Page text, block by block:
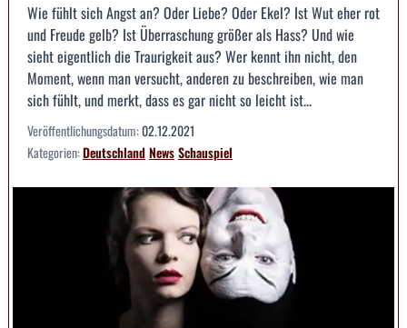
Wie fühlt sich Angst an? Oder Liebe? Oder Ekel? Ist Wut eher rot
und Freude gelb? Ist Überraschung größer als Hass? Und wie
sieht eigentlich die Traurigkeit aus? Wer kennt ihn nicht, den
Moment, wenn man versucht, anderen zu beschreiben, wie man
sich fühlt, und merkt, dass es gar nicht so leicht ist...
Veröffentlichungsdatum:02.12.2021
Kategorien:DeutschlandNewsSchauspiel